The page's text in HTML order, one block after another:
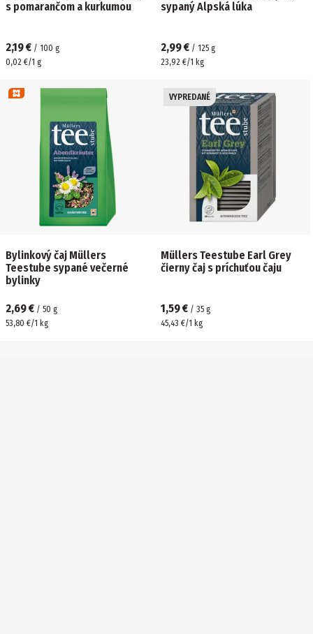
s pomarančom a kurkumou
2,19 € / 100 g
0,02 €/1 g
sypaný Alpská lúka
2,99 € / 125 g
23,92 €/1 kg
Bylinkový čaj Müllers
Teestube sypané večerné
bylinky
2,69 € / 50 g
53,80 €/1 kg
VYPREDANÉ
Müllers Teestube Earl Grey
čierny čaj s príchuťou čaju
1,59 € / 35 g
45,43 €/1 kg